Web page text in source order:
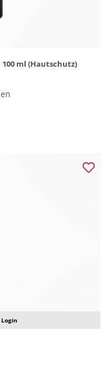
ml (Hautschutz)